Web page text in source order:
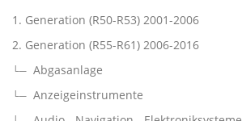
1. Generation (R50-R53) 2001-2006
2. Generation (R55-R61) 2006-2016
Abgasanlage
Anzeigeinstrumente